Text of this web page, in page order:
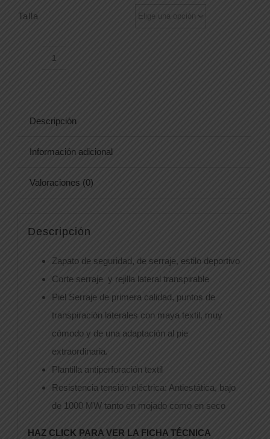
Talla
Descripción
Información adicional
Valoraciones (0)
Descripción
Zapato de seguridad, de serraje, estilo deportivo
Corte serraje y rejilla lateral transpirable
Piel Serraje de primera calidad, puntos de
transpiración laterales con maya textil, muy
cómodo y de una adaptación al pie
extraordinaria.
Plantilla antiperforación textil
Resistencia tensión eléctrica: Antiestática, bajo
de 1000 MW tanto en mojado como en seco
HAZ CLICK PARA VER LA FICHA TÉCNICA